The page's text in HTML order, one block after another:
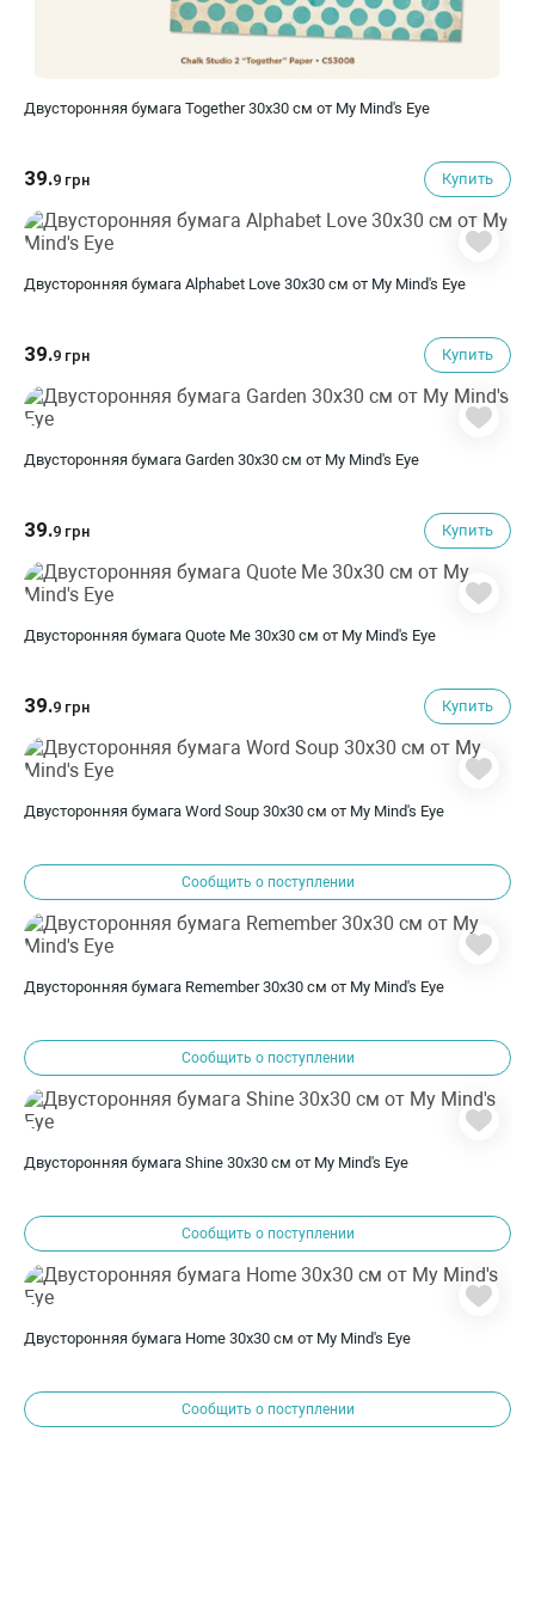
Двусторонняя бумага Together 30х30 см от My Mind's Eye
39.9 грн Купить
Двусторонняя бумага Alphabet Love 30х30 см от My Mind's Eye
39.9 грн Купить
Двусторонняя бумага Garden 30х30 см от My Mind's Eye
39.9 грн Купить
Двусторонняя бумага Quote Me 30х30 см от My Mind's Eye
39.9 грн Купить
Двусторонняя бумага Word Soup 30х30 см от My Mind's Eye
Сообщить о поступлении
Двусторонняя бумага Remember 30х30 см от My Mind's Eye
Сообщить о поступлении
Двусторонняя бумага Shine 30х30 см от My Mind's Eye
Сообщить о поступлении
Двусторонняя бумага Home 30х30 см от My Mind's Eye
Сообщить о поступлении